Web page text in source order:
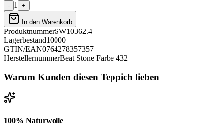
- 1 +
In den Warenkorb
ProduktnummerSW10362.4
Lagerbestand10000
GTIN/EAN0764278357357
HerstellernummerBeat Stone Farbe 432
Warum Kunden diesen Teppich lieben
100% Naturwolle